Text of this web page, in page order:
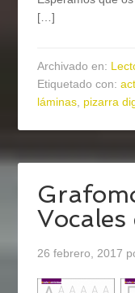
[…]
Archivado en:
Etiquetado con:
láminas, pizarra
26 febrero, 2017